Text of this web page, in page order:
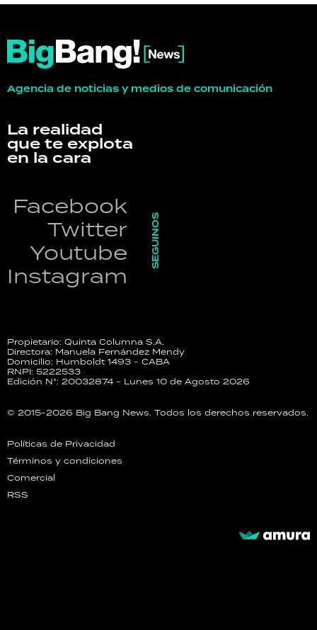
Agencia de noticias y medios de comunicación
La realidad
que te explota
en la cara
Facebook
Twitter
Youtube
Instagram
SEGUINOS
Propietario: Quinta Columna S.A.
Directora: Manuela Fernández Mendy
Domicilio: Humboldt 1493 - CABA
RNPI: 5222533
Edición N°: 20032874 - Lunes 10 de Agosto 2026
© 2015-2026 Big Bang News. Todos los derechos reservados.
Políticas de Privacidad
Términos y condiciones
Comercial
RSS